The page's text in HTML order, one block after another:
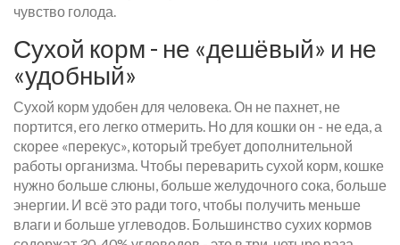
чувство голода.
Сухой корм - не «дешёвый» и не
«удобный»
Сухой корм удобен для человека. Он не пахнет, не
портится, его легко отмерить. Но для кошки он - не еда, а
скорее «перекус», который требует дополнительной
работы организма. Чтобы переварить сухой корм, кошке
нужно больше слюны, больше желудочного сока, больше
энергии. И всё это ради того, чтобы получить меньше
влаги и больше углеводов. Большинство сухих кормов